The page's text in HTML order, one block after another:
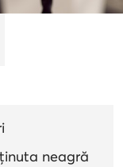
neagră